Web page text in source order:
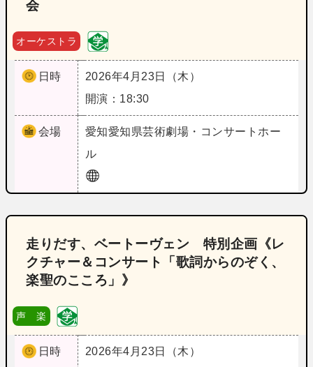
会
オーケストラ
日時
2026年4月23日（木）
開演：18:30
会場 愛知愛知県芸術劇場・コンサートホー
ル
走りだす、ベートーヴェン 特別企画《レ
クチャー＆コンサート「歌詞からのぞく、
楽聖のこころ」》
声 楽
日時
2026年4月23日（木）